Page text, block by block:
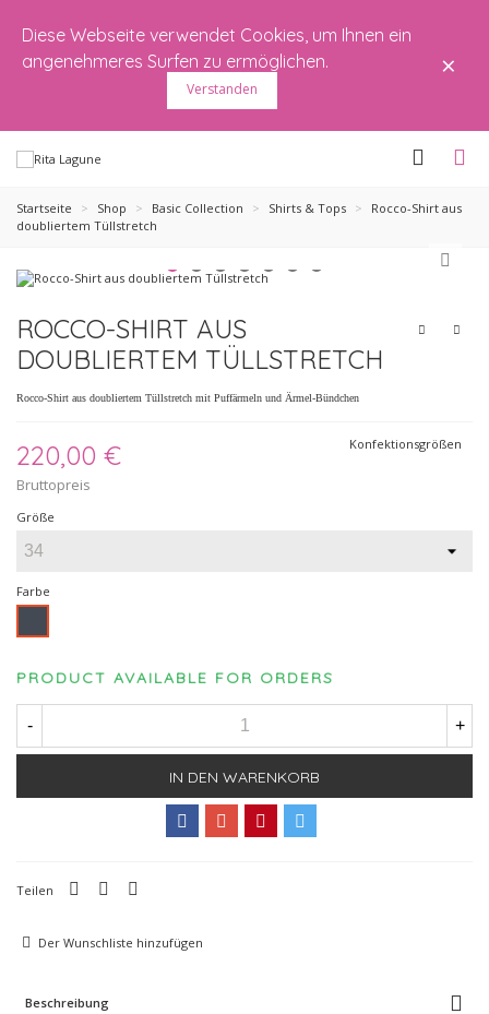
Diese Webseite verwendet Cookies, um Ihnen ein
angenehmeres Surfen zu ermöglichen.
Verstanden
×
Startseite > Shop > Basic Collection > Shirts & Tops >
Rocco-Shirt aus
doubliertem Tüllstretch
ROCCO-SHIRT AUS
DOUBLIERTEM TÜLLSTRETCH
Rocco-Shirt aus doubliertem Tüllstretch mit Puffärmeln und Ärmel-Bündchen
220,00 €
Bruttopreis
Konfektionsgrößen
Größe
Farbe
PRODUCT AVAILABLE FOR ORDERS
- +
IN DEN WARENKORB
Teilen
Der Wunschliste hinzufügen
Beschreibung